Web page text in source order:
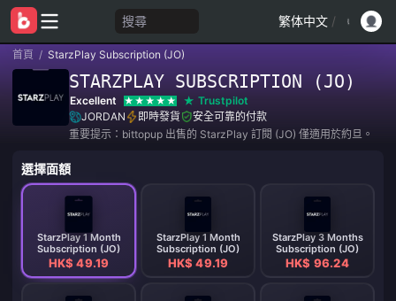
搜尋 繁体中文 /
首頁 / StarzPlay Subscription (JO)
STARZPLAY SUBSCRIPTION (JO)
Excellent
Trustpilot
JORDAN
即時發貨
安全可靠的付款
重要提示：bittopup 出售的 StarzPlay 訂閱 (JO) 僅適用於約旦。
選擇面額
StarzPlay 1 Month
Subscription (JO)
HK$ 49.19
StarzPlay 1 Month
Subscription (JO)
HK$ 49.19
StarzPlay 3 Months
Subscription (JO)
HK$ 96.24